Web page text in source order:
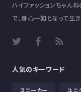
ハイファッションちゃん
で、身心一如となって生
人気のキーワード
スニーカー ユニ